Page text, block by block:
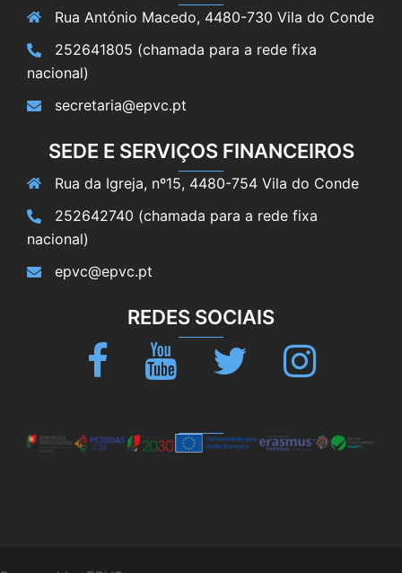
Rua António Macedo, 4480-730 Vila do Conde
252641805 (chamada para a rede fixa
nacional)
secretaria@epvc.pt
SEDE E SERVIÇOS FINANCEIROS
Rua da Igreja, nº15, 4480-754 Vila do Conde
252642740 (chamada para a rede fixa
nacional)
epvc@epvc.pt
REDES SOCIAIS
Facebook Youtube Twitter Instagram